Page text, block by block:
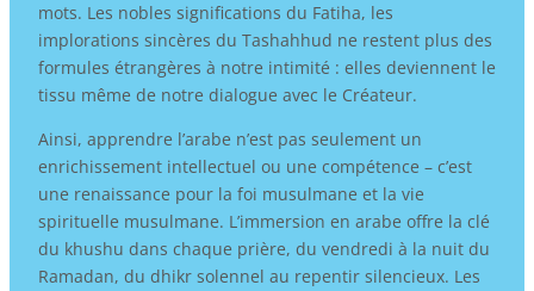
mots. Les nobles significations du Fatiha, les
implorations sincères du Tashahhud ne restent plus des
formules étrangères à notre intimité : elles deviennent le
tissu même de notre dialogue avec le Créateur.
Ainsi, apprendre l’arabe n’est pas seulement un
enrichissement intellectuel ou une compétence – c’est
une renaissance pour la foi musulmane et la vie
spirituelle musulmane. L’immersion en arabe offre la clé
du khushu dans chaque prière, du vendredi à la nuit du
Ramadan, du dhikr solennel au repentir silencieux. Les